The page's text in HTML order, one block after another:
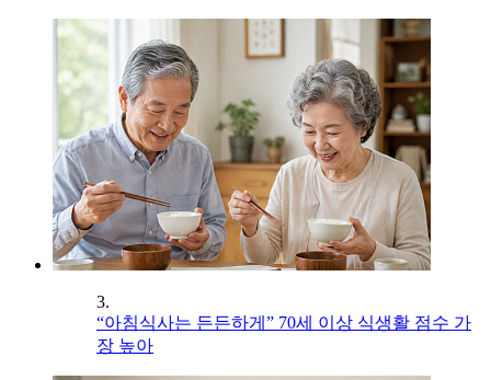
3.
“아침식사는 든든하게” 70세 이상 식생활 점수 가
장 높아